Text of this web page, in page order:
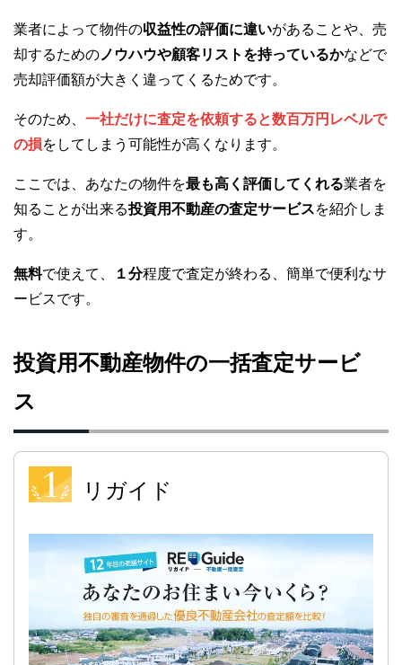
業者によって物件の収益性の評価に違いがあることや、売
却するための ノウハウや顧客リストを持っているかなどで
売却評価額が大きく違ってくるためです。
そのため、 一社だけに査定を依頼すると数百万円レベルで
の損をしてしまう可能性が高くなります。
ここでは、あなたの物件を最も高く評価してくれる業者を
知ることが出来る投資用不動産の査定サービスを紹介しま
す。
無料で使えて、 １分程度で査定が終わる、簡単で便利なサ
ービスです。
投資用不動産物件の一括査定サービ
ス
リガイド